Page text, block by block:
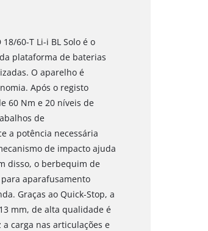
60-T Li-i BL Solo é o
plataforma de baterias
O aparelho é
Após o registo
60 Nm e 20 níveis de
de
a potência necessária
de impacto ajuda
disso, o berbequim de
aparafusamento
Graças ao Quick-Stop, a
mm, de alta qualidade é
carga nas articulações e